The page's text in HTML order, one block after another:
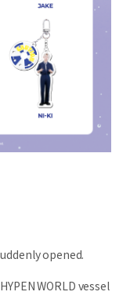
opened.
WORLD vessel